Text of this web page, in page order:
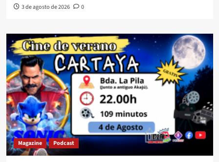
3 de agosto de 2026 0
Magazine Podcast